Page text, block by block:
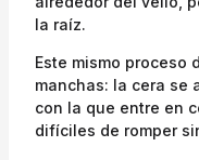
la raíz.
Este mismo proceso
manchas: la cera se
con la que entre en
difíciles de romper